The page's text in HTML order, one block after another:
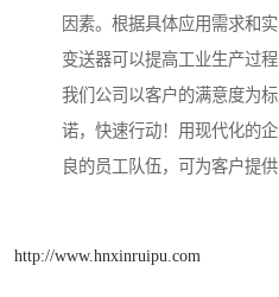
因素。根据具体应用需求和
变送器可以提高工业生产过程
我们公司以客户的满意度为
诺，快速行动！用现代化的
良的员工队伍，可为客户提供
http://www.hnxinruipu.com